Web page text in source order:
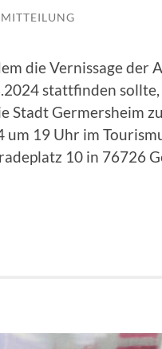
die Vernissage der
stattfinden
Stadt Germersheim
um 19 Uhr im
10 in 76726